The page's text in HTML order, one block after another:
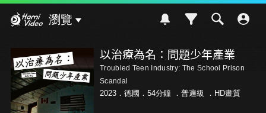
瀏覽
以治療為名：問題少年產業
Troubled Teen Industry: The School Prison
Scandal
2023．德國．54分鐘 ． 普遍級 ．HD畫質